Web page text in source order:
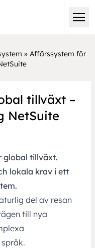
» Affärssystem för
tillväxt –
NetSuite
global tillväxt.
lokala krav i ett
del av resan
till nya